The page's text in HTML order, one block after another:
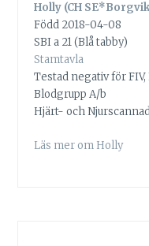
Holly (CH
Född 2018-04-08
SBI a 21 (Blå tabby)
Stamtavla
Testad negativ för FIV,
Blodgrupp A/b
Hjärt- och
Läs mer om Holly